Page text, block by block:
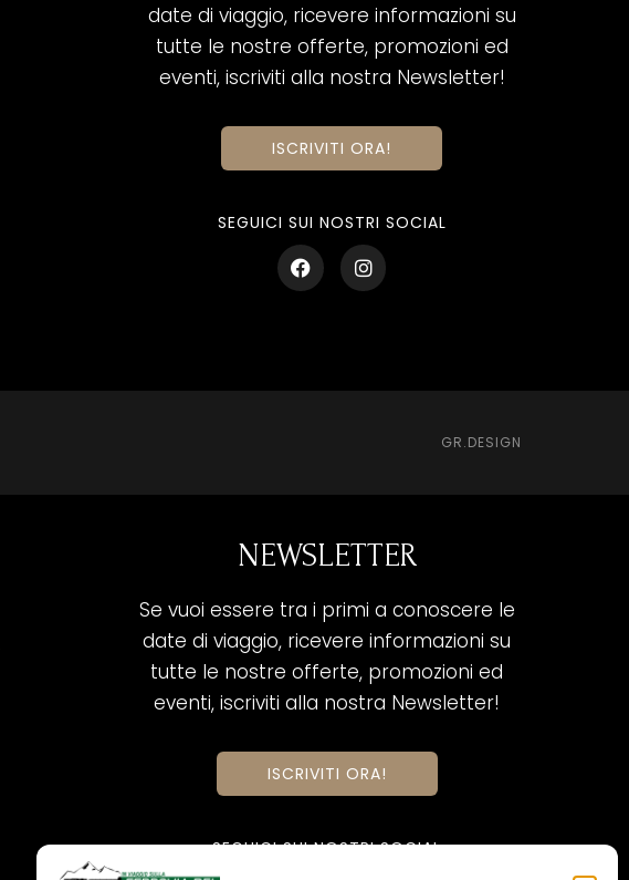
date di viaggio, ricevere informazioni su
tutte le nostre offerte, promozioni ed
eventi, iscriviti alla nostra Newsletter!
ISCRIVITI ORA!
SEGUICI SUI NOSTRI SOCIAL
GR.DESIGN
NEWSLETTER
Se vuoi essere tra i primi a conoscere le
date di viaggio, ricevere informazioni su
tutte le nostre offerte, promozioni ed
eventi, iscriviti alla nostra Newsletter!
ISCRIVITI ORA!
SEGUICI SUI NOSTRI SOCIAL